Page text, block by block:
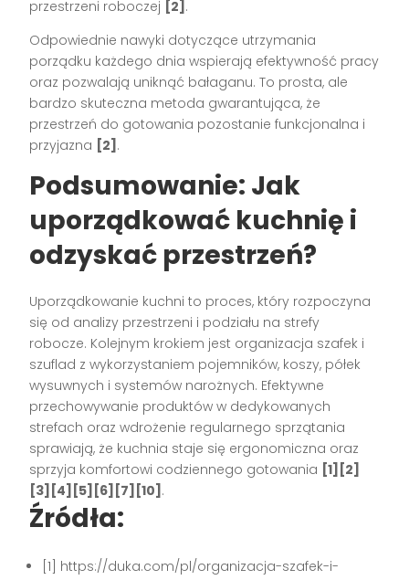
przestrzeni roboczej [2] .
Odpowiednie nawyki dotyczące utrzymania
porządku każdego dnia wspierają efektywność pracy
oraz pozwalają uniknąć bałaganu. To prosta, ale
bardzo skuteczna metoda gwarantująca, że
przestrzeń do gotowania pozostanie funkcjonalna i
przyjazna [2] .
Podsumowanie: Jak
uporządkować kuchnię i
odzyskać przestrzeń?
Uporządkowanie kuchni to proces, który rozpoczyna
się od analizy przestrzeni i podziału na strefy
robocze. Kolejnym krokiem jest organizacja szafek i
szuflad z wykorzystaniem pojemników, koszy, półek
wysuwnych i systemów narożnych. Efektywne
przechowywanie produktów w dedykowanych
strefach oraz wdrożenie regularnego sprzątania
sprawiają, że kuchnia staje się ergonomiczna oraz
sprzyja komfortowi codziennego gotowania [1][2]
[3][4][5][6][7][10] .
Źródła:
[1] https://duka.com/pl/organizacja-szafek-i-